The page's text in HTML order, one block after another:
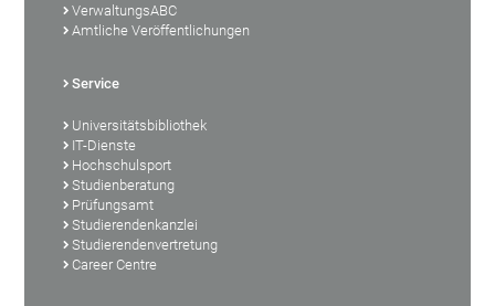
VerwaltungsABC
Amtliche Veröffentlichungen
Service
Universitätsbibliothek
IT-Dienste
Hochschulsport
Studienberatung
Prüfungsamt
Studierendenkanzlei
Studierendenvertretung
Career Centre